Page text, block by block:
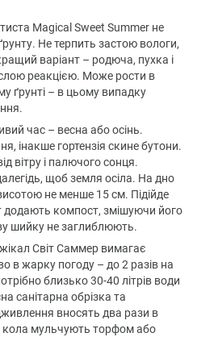
Magical Sweet Summer не
Не терпить застою вологи,
варіант – родюча, пухка і
реакцією. Може рости в
ґрунті – в цьому випадку
час – весна або осінь.
інакше гортензія скине бутони.
вітру і палючого сонця.
щоб земля осіла. На дно
не менше 15 см. Підійде
додають компост, змішуючи його
шийку не заглиблюють.
Світ Саммер вимагає
в жарку погоду – до 2 разів на
близько 30-40 літрів води
санітарна обрізка та
вносять два рази в
кола мульчують торфом або